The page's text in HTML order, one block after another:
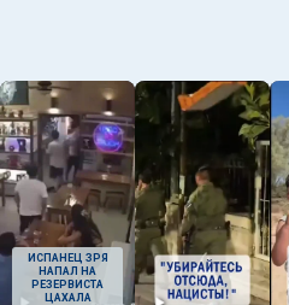
ИСПАНЕЦ ЗРЯ
НАПАЛ НА
РЕЗЕРВИСТА
ЦАХАЛА